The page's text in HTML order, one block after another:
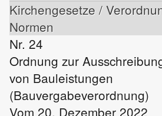
Kirchengesetze /
Normen
Nr. 24
Ordnung zur
von Bauleistungen
(Bauvergabeverordnung)
Vom 20. Dezember 2022